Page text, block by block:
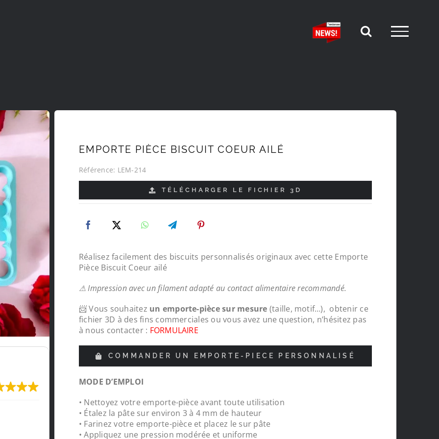
Très content de l'impression, je recommande
LeMondedu3D
EMPORTE PIÈCE BISCUIT COEUR AILÉ
Référence: LEM-214
TÉLÉCHARGER LE FICHIER 3D
Réalisez facilement des biscuits personnalisés originaux avec cette Emporte
Pièce Biscuit Coeur ailé
⚠ Impression avec un filament adapté au contact alimentaire recommandé.
📨 Vous souhaitez un emporte-pièce sur mesure (taille, motif…), obtenir ce
fichier 3D à des fins commerciales ou vous avez une question, n’hésitez pas
à nous contacter : FORMULAIRE
COMMANDER UN EMPORTE-PIECE PERSONNALISÉ
MODE D’EMPLOI
• Nettoyez votre emporte-pièce avant toute utilisation
• Étalez la pâte sur environ 3 à 4 mm de hauteur
• Farinez votre emporte-pièce et placez le sur pâte
• Appliquez une pression modérée et uniforme